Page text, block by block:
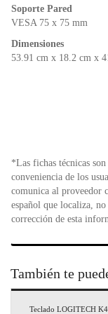
Soporte Pared
VESA 75 x 75 mm
Dimensiones
53.91 cm x 18.2 cm x
*Las fichas técnicas
conveniencia de los
comunica al proveedor
español que localiza,
corrección de esta
También te
Teclado LOGITECH